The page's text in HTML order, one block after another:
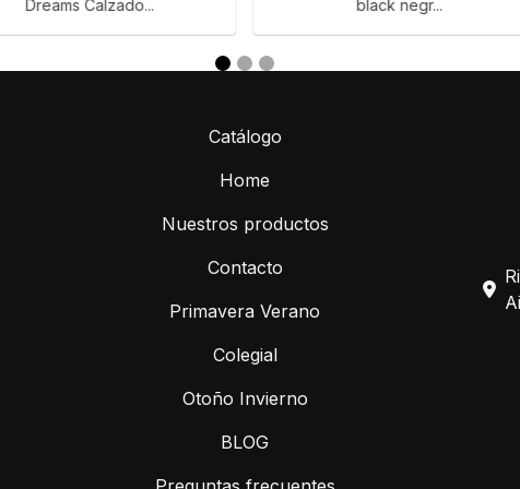
Dreams Calzado...
black negr...
Catálogo
Home
Nuestros productos
Contacto
Primavera Verano
Colegial
Otoño Invierno
BLOG